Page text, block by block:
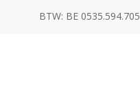
BTW: BE 0535.594.705